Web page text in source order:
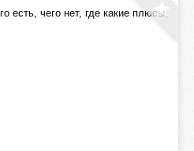
есть, чего нет, где какие плюсы,